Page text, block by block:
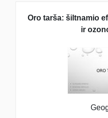
Oro tarša: šiltnamio
ir